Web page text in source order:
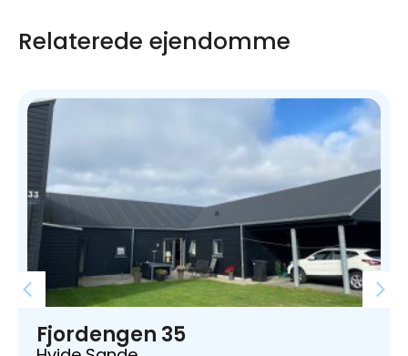
Relaterede ejendomme
Fjordengen 35